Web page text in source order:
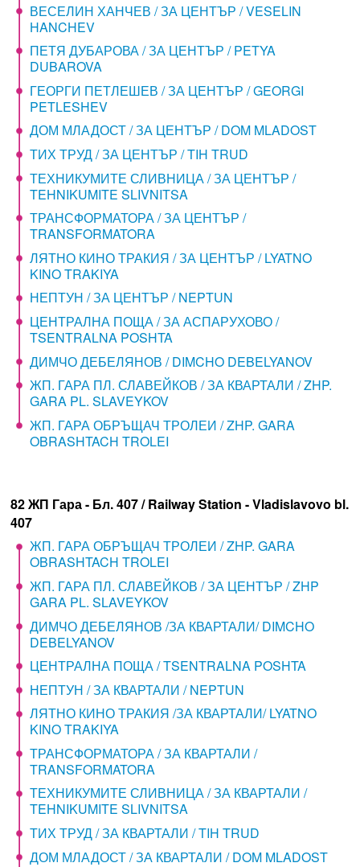
ВЕСЕЛИН ХАНЧЕВ / ЗА ЦЕНТЪР / VESELIN
HANCHEV
ПЕТЯ ДУБАРОВА / ЗА ЦЕНТЪР / PETYA
DUBAROVA
ГЕОРГИ ПЕТЛЕШЕВ / ЗА ЦЕНТЪР / GEORGI
PETLESHEV
ДОМ МЛАДОСТ / ЗА ЦЕНТЪР / DOM MLADOST
ТИХ ТРУД / ЗА ЦЕНТЪР / TIH TRUD
ТЕХНИКУМИТЕ СЛИВНИЦА / ЗА ЦЕНТЪР /
TEHNIKUMITE SLIVNITSA
ТРАНСФОРМАТОРА / ЗА ЦЕНТЪР /
TRANSFORMATORA
ЛЯТНО КИНО ТРАКИЯ / ЗА ЦЕНТЪР / LYATNO
KINO TRAKIYA
НЕПТУН / ЗА ЦЕНТЪР / NEPTUN
ЦЕНТРАЛНА ПОЩА / ЗА АСПАРУХОВО /
TSENTRALNA POSHTA
ДИМЧО ДЕБЕЛЯНОВ / DIMCHO DEBELYANOV
ЖП. ГАРА ПЛ. СЛАВЕЙКОВ / ЗА КВАРТАЛИ / ZHP.
GARA PL. SLAVEYKOV
ЖП. ГАРА ОБРЪЩАЧ ТРОЛЕИ / ZHP. GARA
OBRASHTACH TROLEI
82 ЖП Гара - Бл. 407 / Railway Station - Vladislavovo bl.
407
ЖП. ГАРА ОБРЪЩАЧ ТРОЛЕИ / ZHP. GARA
OBRASHTACH TROLEI
ЖП. ГАРА ПЛ. СЛАВЕЙКОВ / ЗА ЦЕНТЪР / ZHP
GARA PL. SLAVEYKOV
ДИМЧО ДЕБЕЛЯНОВ /ЗА КВАРТАЛИ/ DIMCHO
DEBELYANOV
ЦЕНТРАЛНА ПОЩА / TSENTRALNA POSHTA
НЕПТУН / ЗА КВАРТАЛИ / NEPTUN
ЛЯТНО КИНО ТРАКИЯ /ЗА КВАРТАЛИ/ LYATNO
KINO TRAKIYA
ТРАНСФОРМАТОРА / ЗА КВАРТАЛИ /
TRANSFORMATORA
ТЕХНИКУМИТЕ СЛИВНИЦА / ЗА КВАРТАЛИ /
TEHNIKUMITE SLIVNITSA
ТИХ ТРУД / ЗА КВАРТАЛИ / TIH TRUD
ДОМ МЛАДОСТ / ЗА КВАРТАЛИ / DOM MLADOST